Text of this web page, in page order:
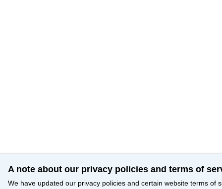
A note about our privacy policies and terms of
We have updated our privacy policies and certain website terms of